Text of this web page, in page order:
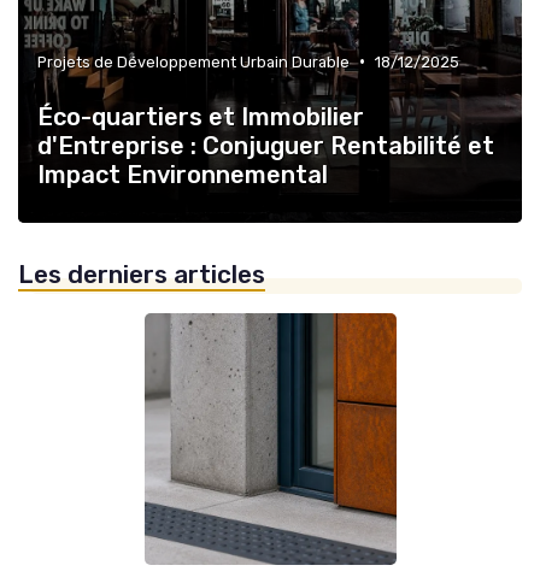
Projets de Développement Urbain Durable • 18/12/2025
Éco-quartiers et Immobilier
d'Entreprise : Conjuguer Rentabilité et
Impact Environnemental
Les derniers articles